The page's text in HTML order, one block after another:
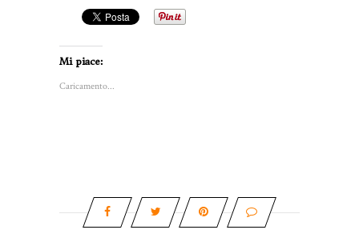
Mi piace:
Caricamento...